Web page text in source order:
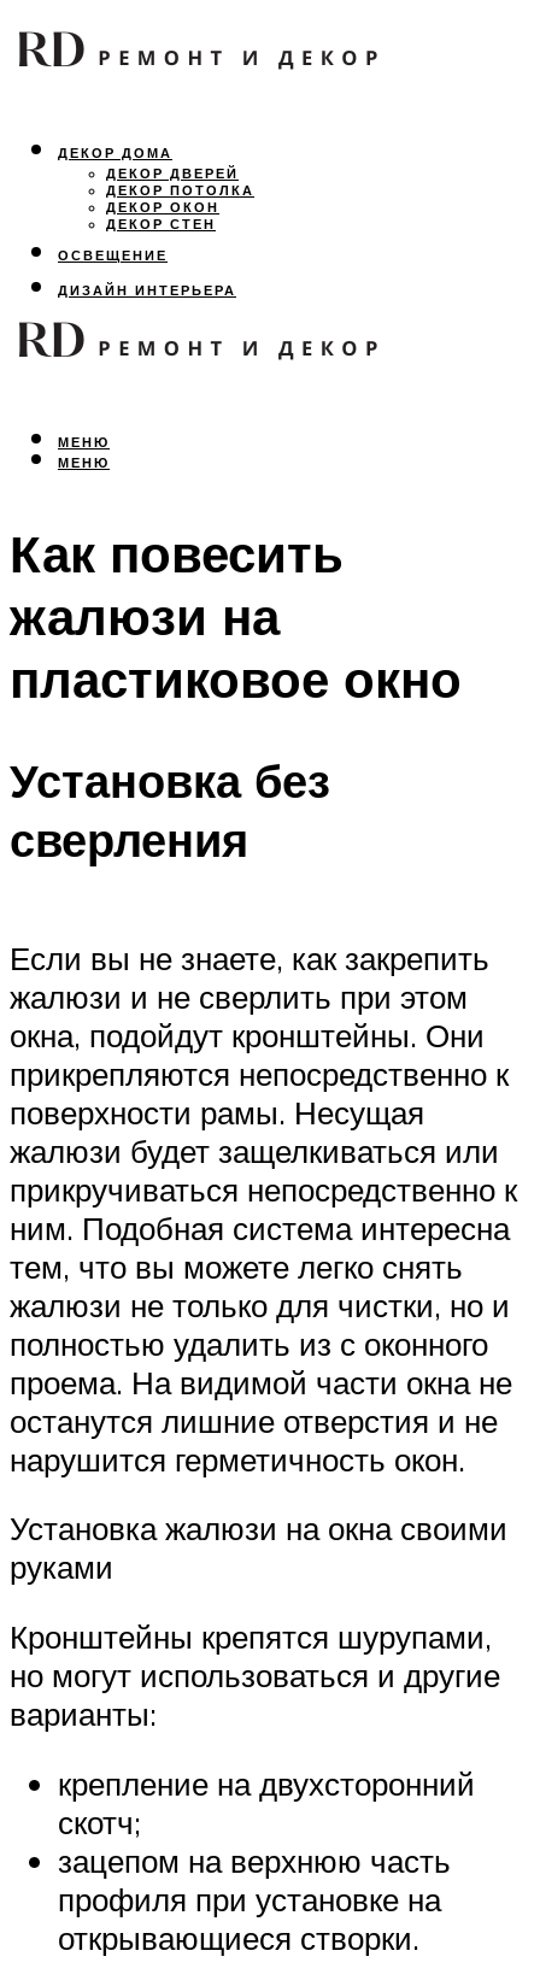
ДЕКОР ДОМА
ДЕКОР ДВЕРЕЙ
ДЕКОР ПОТОЛКА
ДЕКОР ОКОН
ДЕКОР СТЕН
ОСВЕЩЕНИЕ
ДИЗАЙН ИНТЕРЬЕРА
ЛАНДШАФТНЫЙ ДИЗАЙН
ВСЕ ПРО РЕМОНТ
МЕНЮ
МЕНЮ
Как повесить
жалюзи на
пластиковое окно
Установка без
сверления
Если вы не знаете, как закрепить
жалюзи и не сверлить при этом
окна, подойдут кронштейны. Они
прикрепляются непосредственно к
поверхности рамы. Несущая
жалюзи будет защелкиваться или
прикручиваться непосредственно к
ним. Подобная система интересна
тем, что вы можете легко снять
жалюзи не только для чистки, но и
полностью удалить из с оконного
проема. На видимой части окна не
останутся лишние отверстия и не
нарушится герметичность окон.
Установка жалюзи на окна своими
руками
Кронштейны крепятся шурупами,
но могут использоваться и другие
варианты:
крепление на двухсторонний
скотч;
зацепом на верхнюю часть
профиля при установке на
открывающиеся створки.